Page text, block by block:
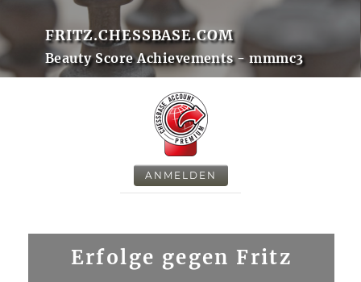
FRITZ.CHESSBASE.COM
Beauty Score Achievements - mmmc3
ANMELDEN
Erfolge gegen Fritz